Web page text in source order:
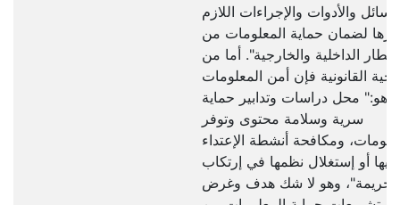
والأدوات والإجراءات اللازم
لضمان حماية المعلومات من
الداخلية والخارجية". أما من
القانونية فإن أمن المعلومات
هو:" محل دراسات وتدابير حماية
سرية وسلامة محتوى وتوفر
ومكافحة أنشطة الإعتداء
أو إستغلال نظمها في إرتكاب
الجريمة"، وهو لا شك هدف وغرض